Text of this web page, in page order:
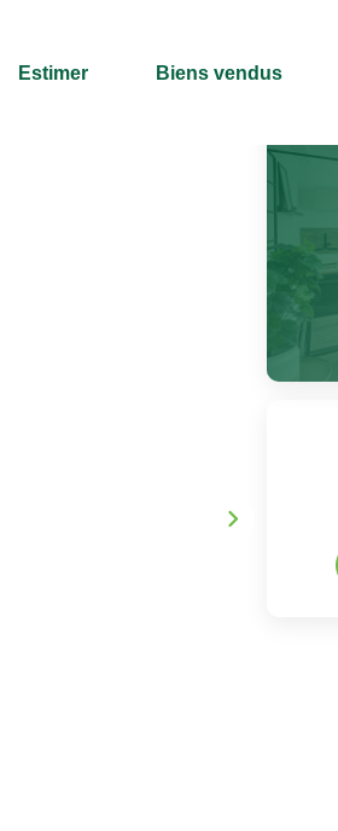
Estimer Biens vendus